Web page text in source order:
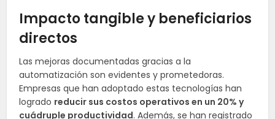
Impacto tangible y beneficiarios
directos
Las mejoras documentadas gracias a la
automatización son evidentes y prometedoras.
Empresas que han adoptado estas tecnologías han
logrado reducir sus costos operativos en un 20% y
cuádruple productividad. Además, se han registrado